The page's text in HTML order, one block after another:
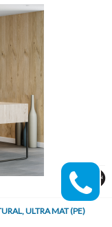
ULTRA MAT (PE)